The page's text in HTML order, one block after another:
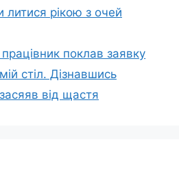
литися рікою з очей
поклав заявку
стіл. Дізнавшись
від щастя